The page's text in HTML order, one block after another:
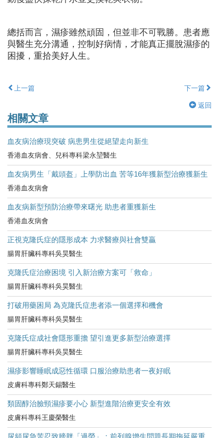
總括而言，濕疹雖然頑固，但並非不可戰勝。患者應
與醫生充分溝通，控制好病情，才能真正擺脫濕疹的
困擾，重拾美好人生。
上一篇 下一篇
返回
相關文章
血友病治療現突破 病患男生從絕望走向新生
香港血友病會、兒科專科梁永堃醫生
血友病男生「戴頭盔」上學防出血 苦等16年獲新型治療獲新生
香港血友病會
血友病新型預防治療帶來曙光 助患者重獲新生
香港血友病會
正視克隆氏症的隱形成本 力求醫療與社會雙贏
腸胃肝臟科專科吳昊醫生
克隆氏症治療困境 引入新治療方案可「救命」
腸胃肝臟科專科吳昊醫生
打破用藥困局 為克隆氏症患者添一個選擇和機會
腸胃肝臟科專科吳昊醫生
克隆氏症成社會隱形重擔 望引進更多新型治療選擇
腸胃肝臟科專科吳昊醫生
濕疹影響睡眠成惡性循環 口服治療助患者一夜好眠
皮膚科專科鄭天錫醫生
類固醇治臉頸濕疹要小心 新型進階治療更安全有效
皮膚科專科王慶榮醫生
尿頻尿急苦忍致膀胱「過勞」：前列腺增生問題長期拖延嚴重